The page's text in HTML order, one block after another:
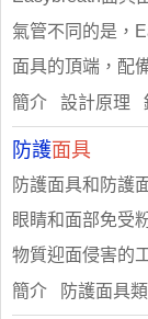
氣管不同的是，
面具的頂端，配
簡介 設計原理
防護面具
防護面具和防護
眼睛和面部免受
物質迎面侵害的
簡介 防護面具